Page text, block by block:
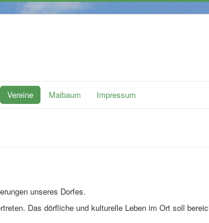
Vereine Maibaum Impressum
unseres Dorfes.
Das dörfliche und kulturelle Leben im Ort soll